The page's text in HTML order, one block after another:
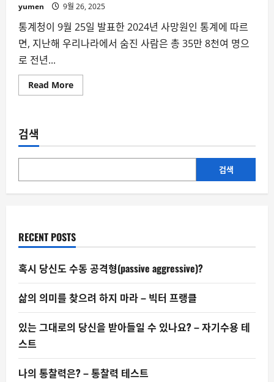
yumen 9월 26, 2025
통계청이 9월 25일 발표한 2024년 사망원인 통계에 따르
면, 지난해 우리나라에서 숨진 사람은 총 35만 8천여 명으
로 전년...
Read MoreRead
more
원
통
가
해
검색
검색
RECENT POSTS
혹시 당신도 수동 공격형(passive aggressive)?
삶의 의미를 찾으려 하지 마라 – 빅터 프랭클
있는 그대로의 당신을 받아들일 수 있나요? – 자기수용 테
스트
나의 통찰력은? – 통찰력 테스트